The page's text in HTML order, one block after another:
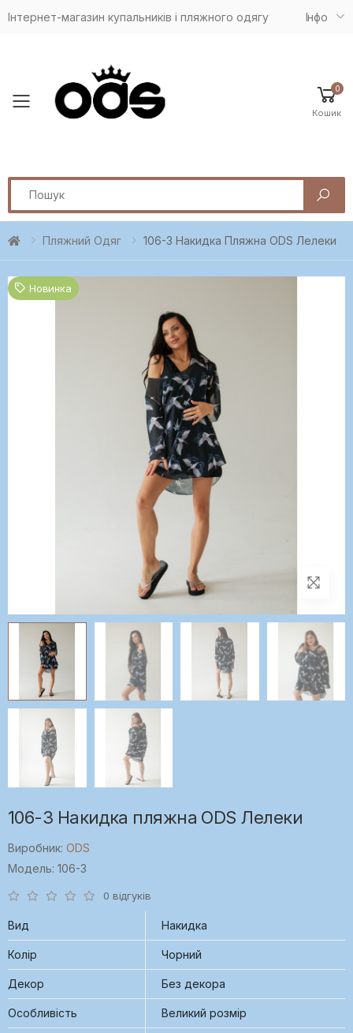
Інтернет-магазин купальників і пляжного одягу Iнфо
Toggle mobile menu
0
Кошик
Search
Пляжний Одяг 106-3 Накидка Пляжна ODS Лелеки
Новинка
106-3 Накидка пляжна ODS Лелеки
Виробник: ODS
Модель: 106-3
0 відгуків
Вид Накидка
Колір Чорний
Декор Без декора
Особливість Великий розмір